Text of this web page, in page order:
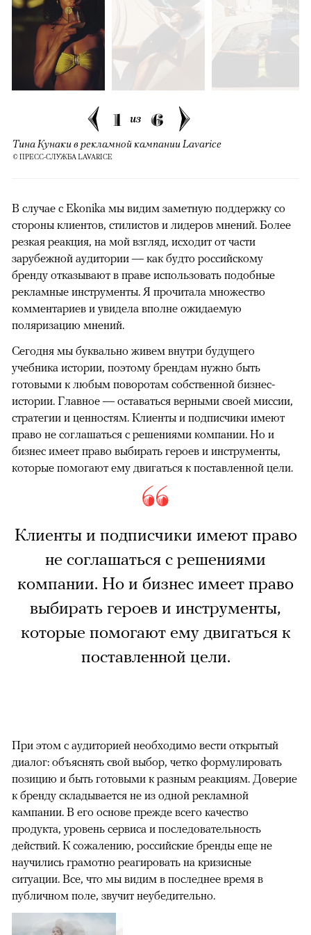
1 из 6
Тина Кунаки в рекламной кампании Lavarice
© ПРЕСС-СЛУЖБА LAVARICE
В случае с Ekonika мы видим заметную поддержку со
стороны клиентов, стилистов и лидеров мнений. Более
резкая реакция, на мой взгляд, исходит от части
зарубежной аудитории — как будто российскому
бренду отказывают в праве использовать подобные
рекламные инструменты. Я прочитала множество
комментариев и увидела вполне ожидаемую
поляризацию мнений.
Сегодня мы буквально живем внутри будущего
учебника истории, поэтому брендам нужно быть
готовыми к любым поворотам собственной бизнес-
истории. Главное — оставаться верными своей миссии,
стратегии и ценностям. Клиенты и подписчики имеют
право не соглашаться с решениями компании. Но и
бизнес имеет право выбирать героев и инструменты,
которые помогают ему двигаться к поставленной цели.
Клиенты и подписчики имеют право
не соглашаться с решениями
компании. Но и бизнес имеет право
выбирать героев и инструменты,
которые помогают ему двигаться к
поставленной цели.
При этом с аудиторией необходимо вести открытый
диалог: объяснять свой выбор, четко формулировать
позицию и быть готовыми к разным реакциям. Доверие
к бренду складывается не из одной рекламной
кампании. В его основе прежде всего качество
продукта, уровень сервиса и последовательность
действий. К сожалению, российские бренды еще не
научились грамотно реагировать на кризисные
ситуации. Все, что мы видим в последнее время в
публичном поле, звучит неубедительно.